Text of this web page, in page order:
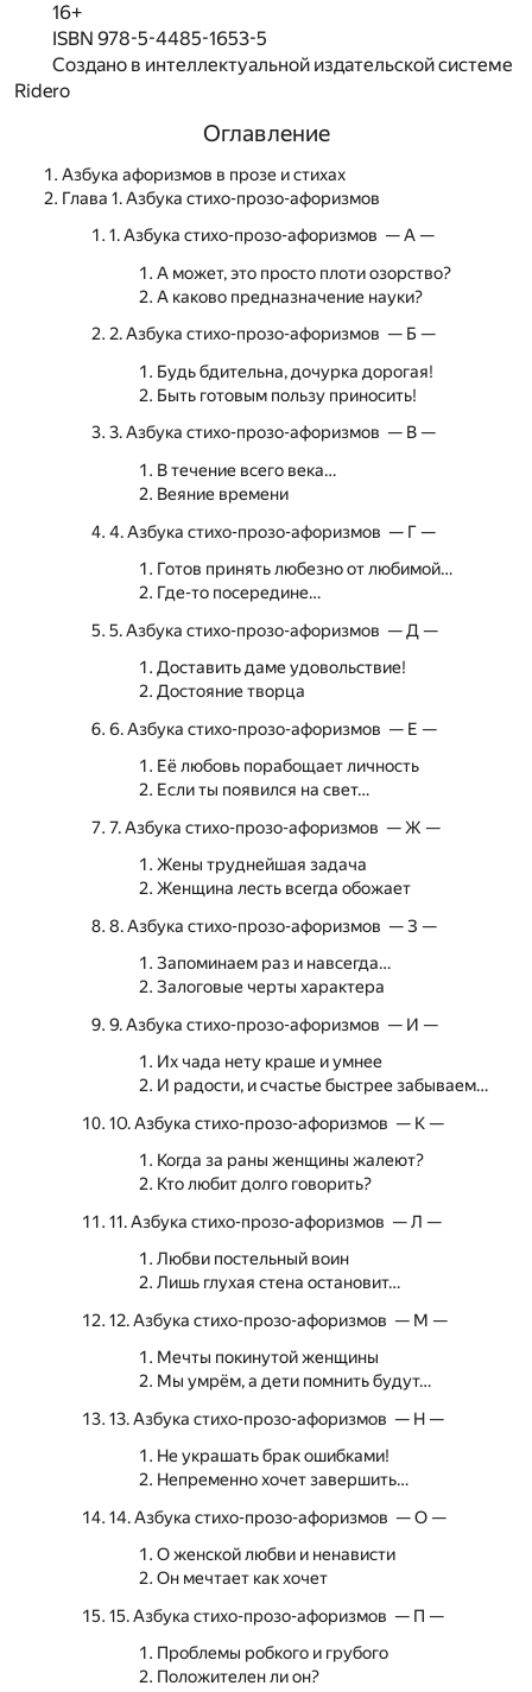
16+
ISBN 978-5-4485-1653-5
Создано в интеллектуальной издательской системе
Ridero
Оглавление
Азбука афоризмов в прозе и стихах
Глава 1. Азбука стихо-прозо-афоризмов
1. Азбука стихо-прозо-афоризмов — А —
А может, это просто плоти озорство?
А каково предназначение науки?
2. Азбука стихо-прозо-афоризмов — Б —
Будь бдительна, дочурка дорогая!
Быть готовым пользу приносить!
3. Азбука стихо-прозо-афоризмов — В —
В течение всего века…
Веяние времени
4. Азбука стихо-прозо-афоризмов — Г —
Готов принять любезно от любимой…
Где-то посередине…
5. Азбука стихо-прозо-афоризмов — Д —
Доставить даме удовольствие!
Достояние творца
6. Азбука стихо-прозо-афоризмов — Е —
Её любовь порабощает личность
Если ты появился на свет…
7. Азбука стихо-прозо-афоризмов — Ж —
Жены труднейшая задача
Женщина лесть всегда обожает
8. Азбука стихо-прозо-афоризмов — З —
Запоминаем раз и навсегда…
Залоговые черты характера
9. Азбука стихо-прозо-афоризмов — И —
Их чада нету краше и умнее
И радости, и счастье быстрее забываем…
10. Азбука стихо-прозо-афоризмов — К —
Когда за раны женщины жалеют?
Кто любит долго говорить?
11. Азбука стихо-прозо-афоризмов — Л —
Любви постельный воин
Лишь глухая стена остановит…
12. Азбука стихо-прозо-афоризмов — М —
Мечты покинутой женщины
Мы умрём, а дети помнить будут…
13. Азбука стихо-прозо-афоризмов — Н —
Не украшать брак ошибками!
Непременно хочет завершить…
14. Азбука стихо-прозо-афоризмов — О —
О женской любви и ненависти
Он мечтает как хочет
15. Азбука стихо-прозо-афоризмов — П —
Проблемы робкого и грубого
Положителен ли он?